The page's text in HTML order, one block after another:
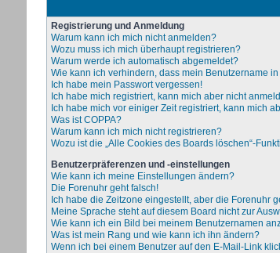
Registrierung und Anmeldung
Warum kann ich mich nicht anmelden?
Wozu muss ich mich überhaupt registrieren?
Warum werde ich automatisch abgemeldet?
Wie kann ich verhindern, dass mein Benutzername
Ich habe mein Passwort vergessen!
Ich habe mich registriert, kann mich aber nicht
Ich habe mich vor einiger Zeit registriert, kann mich
Was ist COPPA?
Warum kann ich mich nicht registrieren?
Wozu ist die „Alle Cookies des Boards löschen“-
Benutzerpräferenzen und -einstellungen
Wie kann ich meine Einstellungen ändern?
Die Forenuhr geht falsch!
Ich habe die Zeitzone eingestellt, aber die Forenuhr
Meine Sprache steht auf diesem Board nicht zur
Wie kann ich ein Bild bei meinem Benutzernamen
Was ist mein Rang und wie kann ich ihn ändern?
Wenn ich bei einem Benutzer auf den E-Mail-Link